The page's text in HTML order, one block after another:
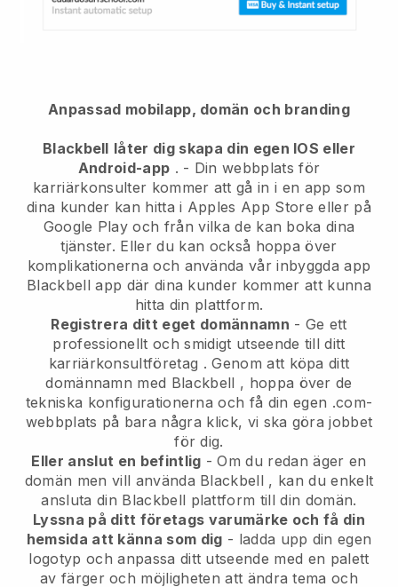
Anpassad mobilapp, domän och branding
Blackbell låter dig skapa din egen IOS eller
Android-app . - Din webbplats för
karriärkonsulter kommer att gå in i en app som
dina kunder kan hitta i Apples App Store eller på
Google Play och från vilka de kan boka dina
tjänster. Eller du kan också hoppa över
komplikationerna och använda vår inbyggda app
Blackbell app där dina kunder kommer att kunna
hitta din plattform.
Registrera ditt eget domännamn - Ge ett
professionellt och smidigt utseende till ditt
karriärkonsultföretag . Genom att köpa ditt
domännamn med Blackbell , hoppa över de
tekniska konfigurationerna och få din egen .com-
webbplats på bara några klick, vi ska göra jobbet
för dig.
Eller anslut en befintlig - Om du redan äger en
domän men vill använda Blackbell , kan du enkelt
ansluta din Blackbell plattform till din domän.
Lyssna på ditt företags varumärke och få din
hemsida att känna som dig - ladda upp din egen
logotyp och anpassa ditt utseende med en palett
av färger och möjligheten att ändra tema och